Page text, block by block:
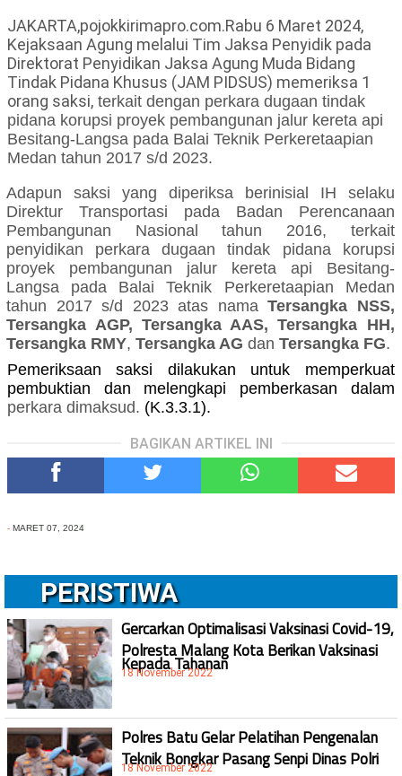
JAKARTA,pojokkirimapro.com.Rabu 6 Maret 2024,
Kejaksaan Agung melalui Tim Jaksa Penyidik pada
Direktorat Penyidikan Jaksa Agung Muda Bidang
Tindak Pidana Khusus (JAM PIDSUS) memeriksa 1
orang saksi, terkait dengan perkara dugaan tindak
pidana korupsi proyek pembangunan jalur kereta api
Besitang-Langsa pada Balai Teknik Perkeretaapian
Medan tahun 2017 s/d 2023.
Adapun saksi yang diperiksa berinisial IH selaku
Direktur Transportasi pada Badan Perencanaan
Pembangunan Nasional tahun 2016,
terkait
penyidikan perkara dugaan tindak pidana korupsi
proyek pembangunan jalur kereta api Besitang-
Langsa pada Balai Teknik Perkeretaapian Medan
tahun 2017 s/d 2023atas namaTersangka NSS,
Tersangka AGP, Tersangka AAS, Tersangka HH,
Tersangka RMY,Tersangka AGdanTersangka FG.
Pemeriksaan saksi dilakukan untuk memperkuat
pembuktian dan melengkapi pemberkasan dalam
perkara dimaksud. (K.3.3.1).
BAGIKAN ARTIKEL INI
- MARET 07, 2024
PERISTIWA
Gercarkan Optimalisasi Vaksinasi Covid-19,
Polresta Malang Kota Berikan Vaksinasi
Kepada Tahanan
18 November 2022
Polres Batu Gelar Pelatihan Pengenalan
Teknik Bongkar Pasang Senpi Dinas Polri
18 November 2022